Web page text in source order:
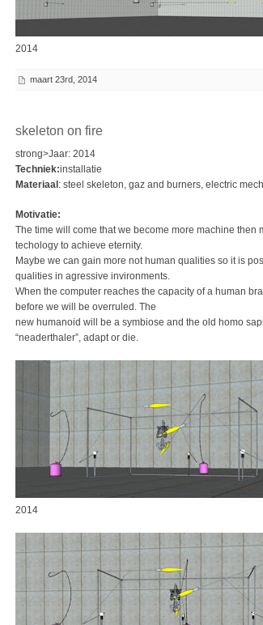
2014
maart 23rd, 2014
skeleton on fire
strong>Jaar: 2014
Techniek:installatie
Materiaal : steel skeleton, gaz and burners, electric
Motivatie:
The time will come that we become more machine then
techology to achieve eternity.
Maybe we can gain more not human qualities so it is
qualities in agressive invironments.
When the computer reaches the capacity of a human
before we will be overruled. The
new humanoid will be a symbiose and the old homo
“neaderthaler”, adapt or die.
2014